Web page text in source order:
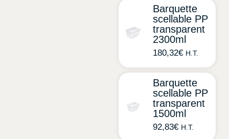
Barquette
scellable PP
transparent
2300ml
180,32€ H.T.
Barquette
scellable PP
transparent
1500ml
92,83€ H.T.